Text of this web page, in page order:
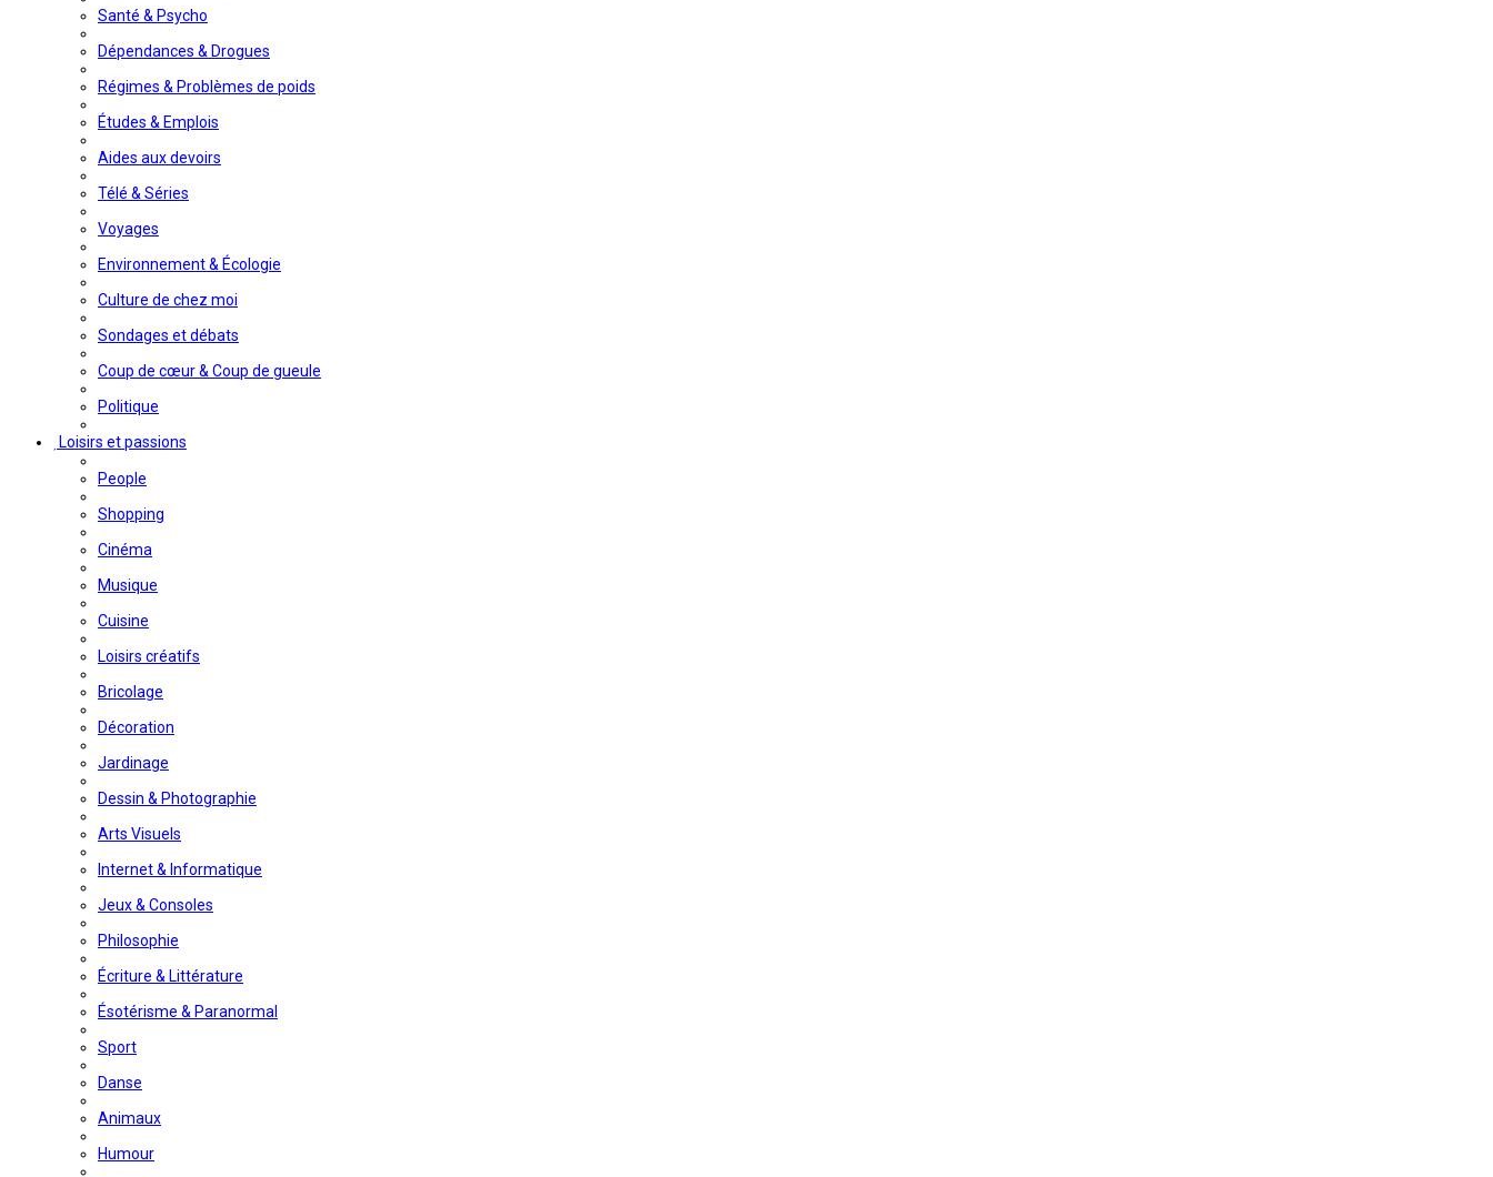
Santé & Psycho
Dépendances & Drogues
Régimes & Problèmes de poids
Études & Emplois
Aides aux devoirs
Télé & Séries
Voyages
Environnement & Écologie
Culture de chez moi
Sondages et débats
Coup de cœur & Coup de gueule
Politique
Loisirs et passions
People
Shopping
Cinéma
Musique
Cuisine
Loisirs créatifs
Bricolage
Décoration
Jardinage
Dessin & Photographie
Arts Visuels
Internet & Informatique
Jeux & Consoles
Philosophie
Écriture & Littérature
Ésotérisme & Paranormal
Sport
Danse
Animaux
Humour